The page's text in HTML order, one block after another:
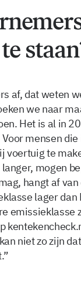
af, dat weten
we naar
Het is al in
mensen
voertuig te
mogen
hangt af
lager
emissieklasse
niet zo zijn